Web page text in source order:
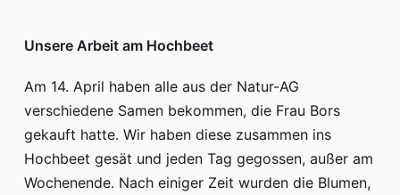
Unsere Arbeit am Hochbeet
Am 14. April haben alle aus der Natur-AG
verschiedene Samen bekommen, die Frau Bors
gekauft hatte. Wir haben diese zusammen ins
Hochbeet gesät und jeden Tag gegossen, außer am
Wochenende. Nach einiger Zeit wurden die Blumen,